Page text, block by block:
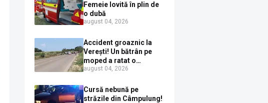
Femeie lovită în plin de
o dubă
august 04, 2026
Accident groaznic la
Verești! Un bătrân pe
moped a ratat o
depășire și a ajuns sub
august 04, 2026
Cursă nebună pe
străzile din Câmpulung!